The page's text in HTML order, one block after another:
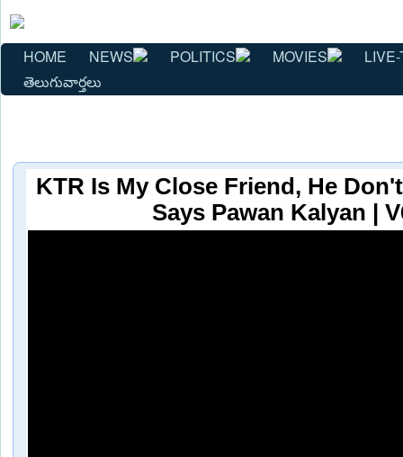
HOME NEWS POLITICS MOVIES
తెలుగువార్తలు
KTR Is My Close Friend, He
Says Pawan Kalyan |